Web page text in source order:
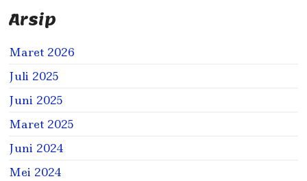
Arsip
Maret 2026
Juli 2025
Juni 2025
Maret 2025
Juni 2024
Mei 2024